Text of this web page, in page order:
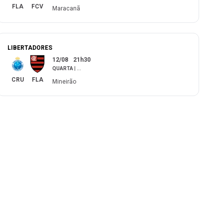
FLA FCV Maracanã
LIBERTADORES
CRU FLA
12/08 21h30
QUARTA
Mineirão